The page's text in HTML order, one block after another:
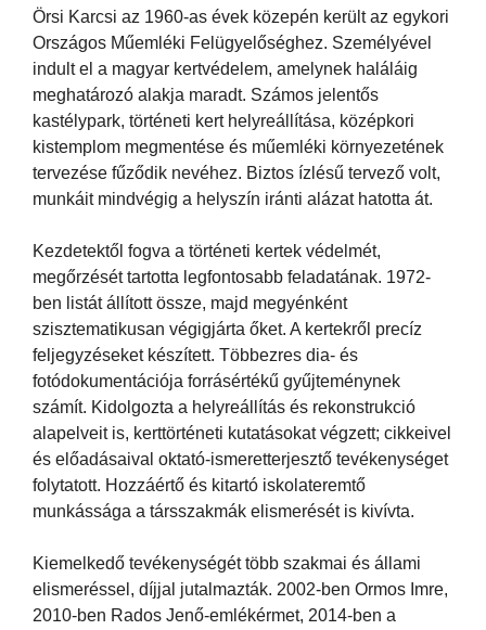
Örsi Karcsi az 1960-as évek közepén került az egykori
Országos Műemléki Felügyelőséghez. Személyével
indult el a magyar kertvédelem, amelynek haláláig
meghatározó alakja maradt. Számos jelentős
kastélypark, történeti kert helyreállítása, középkori
kistemplom megmentése és műemléki környezetének
tervezése fűződik nevéhez. Biztos ízlésű tervező volt,
munkáit mindvégig a helyszín iránti alázat hatotta át.
Kezdetektől fogva a történeti kertek védelmét,
megőrzését tartotta legfontosabb feladatának. 1972-
ben listát állított össze, majd megyénként
szisztematikusan végigjárta őket. A kertekről precíz
feljegyzéseket készített. Többezres dia- és
fotódokumentációja forrásértékű gyűjteménynek
számít. Kidolgozta a helyreállítás és rekonstrukció
alapelveit is, kerttörténeti kutatásokat végzett; cikkeivel
és előadásaival oktató-ismeretterjesztő tevékenységet
folytatott. Hozzáértő és kitartó iskolateremtő
munkássága a társszakmák elismerését is kivívta.
Kiemelkedő tevékenységét több szakmai és állami
elismeréssel, díjjal jutalmazták. 2002-ben Ormos Imre,
2010-ben Rados Jenő-emlékérmet, 2014-ben a